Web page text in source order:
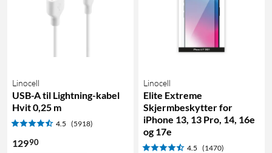
Linocell
USB-A til Lightning-kabel
Hvit 0,25 m
4.5 (5918)
12990
Linocell
Elite Extreme
Skjermbeskytter for
iPhone 13, 13 Pro, 14, 16e
og 17e
4.5 (1470)